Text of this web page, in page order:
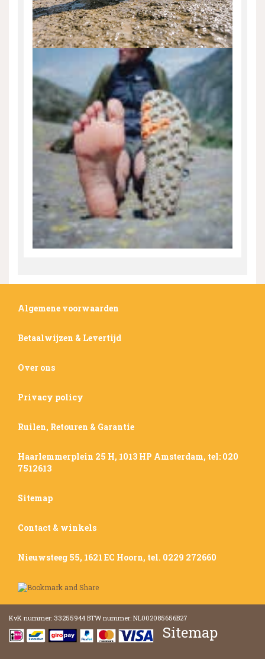
Algemene voorwaarden
Betaalwijzen & Levertijd
Over ons
Privacy policy
Ruilen, Retouren & Garantie
Haarlemmerplein 25 H, 1013 HP Amsterdam, tel: 020
7512613
Sitemap
Contact & winkels
Nieuwsteeg 55, 1621 EC Hoorn, tel. 0229 272660
KvK nummer: 33255944 BTW nummer: NL002085656B27
Sitemap